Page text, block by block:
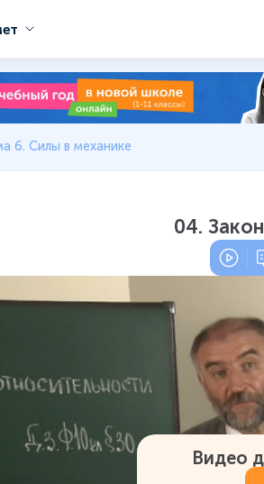
6. Силы в механике
04.
Видео